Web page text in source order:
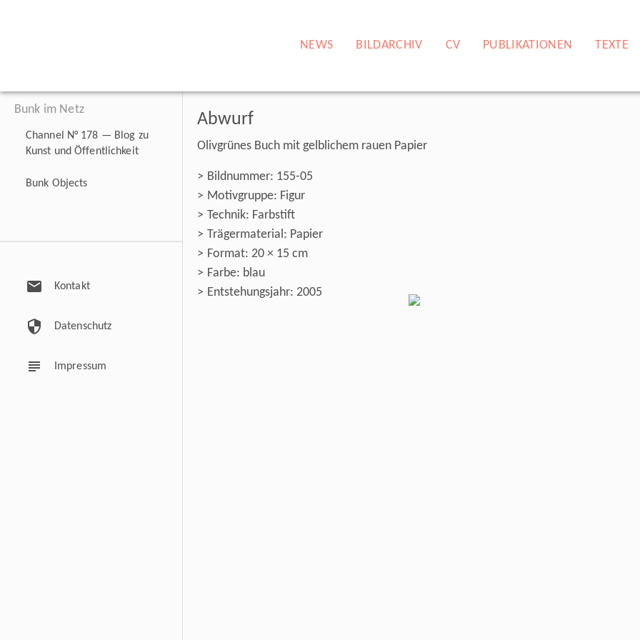
NEWS BILDARCHIV CV PUBLIKATIONEN TEXTE
Bunk im Netz
Channel N° 178 — Blog zu
Kunst und Öffentlichkeit
Bunk Objects
mail Kontakt
security Datenschutz
subject Impressum
Abwurf
Olivgrünes Buch mit gelblichem rauen Papier
Bildnummer: 155-05
Motivgruppe: Figur
Technik: Farbstift
Trägermaterial: Papier
Format: 20 × 15 cm
Farbe: blau
Entstehungsjahr: 2005